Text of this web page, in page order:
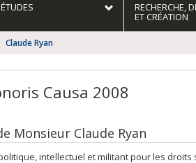
ÉTUDES RECHERCHE,
ET CRÉATION
Claude Ryan
Causa 2008
Monsieur Claude Ryan
intellectuel et militant pour les